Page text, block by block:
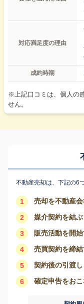
対応満足度の理由
成約時期
※上記口コミは、個人の
せん。
不動産売却は、下記の6
1 売却を不動産
2 媒介契約を結ぶ
3 販売活動を開
4 売買契約を締
5 契約後の引渡
6 確定申告をおこ